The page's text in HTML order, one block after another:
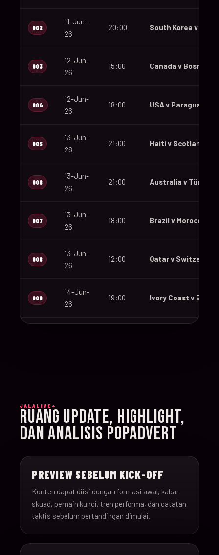
002
11-Jun-
26
20:00 South Korea v
003
12-Jun-
26
15:00 Canada v Bosnia
004
12-Jun-
26
18:00 USA v Paraguay
005
13-Jun-
26
21:00 Haiti v Scotland
006
13-Jun-
26
21:00 Australia v Türkiye
007
13-Jun-
26
18:00 Brazil v Morocco
008
13-Jun-
26
12:00 Qatar v Switzerland
009
14-Jun-
26
19:00 Ivory Coast v
012
14-Jun-
26
20:00 Sweden v Tunisia
26
014
26
12:00 Spain v Cape Verde
15-Jun-
26
Iran v New Zealand
JALALIVE+
RUANG UPDATE, HIGHLIGHT,
DAN ANALISIS POPADVERT
PREVIEW SEBELUM KICK-OFF
Konten dapat diisi dengan formasi awal, kabar
skuad, pemain kunci, tren performa, dan catatan
taktis sebelum pertandingan dimulai.